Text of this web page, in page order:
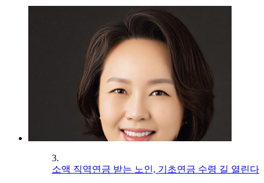
3.
소액 직역연금 받는 노인, 기초연금 수령 길 열린다